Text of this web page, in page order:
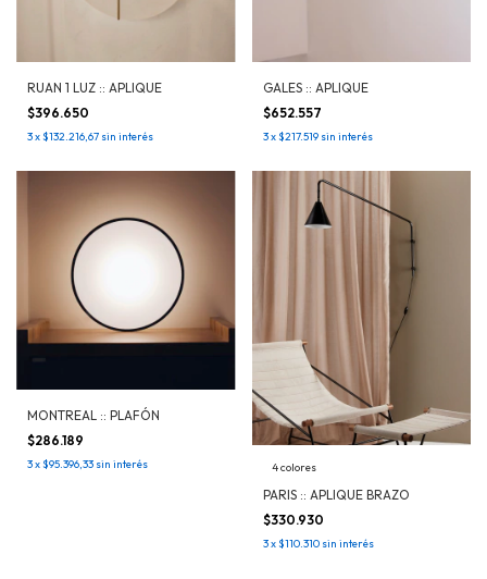
RUAN 1 LUZ :: APLIQUE
$396.650
3x$132.216,67 sin interés
GALES :: APLIQUE
$652.557
3x$217.519 sin interés
MONTREAL :: PLAFÓN
$286.189
3x$95.396,33 sin interés 4 colores
PARIS :: APLIQUE BRAZO
$330.930
3x$110.310 sin interés